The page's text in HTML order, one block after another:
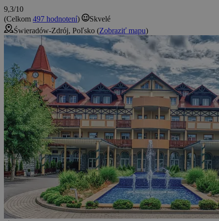
9,3/10
(Celkom 497 hodnotení)
Skvelé
Świeradów-Zdrój, Poľsko (Zobraziť mapu)